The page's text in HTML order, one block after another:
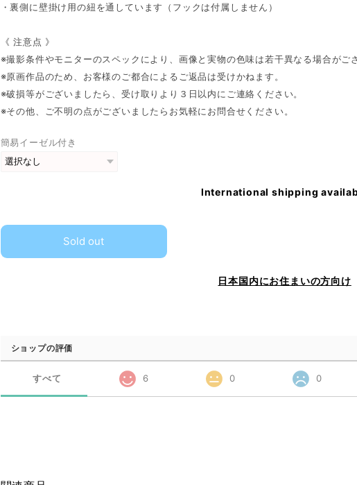
・裏側に壁掛け用の紐を通しています（フックは付属しません）
《 注意点 》
※撮影条件やモニターのスペックにより、画像と実物の色味は若干異なる場合がご
※原画作品のため、お客様のご都合によるご返品は受けかねます。
※破損等がございましたら、受け取りより３日以内にご連絡ください。
※その他、ご不明の点がございましたらお気軽にお問合せください。
簡易イーゼル付き
International shipping
Sold out
日本国内にお住まいの方向け
ショップの評価
すべて 6 0 0